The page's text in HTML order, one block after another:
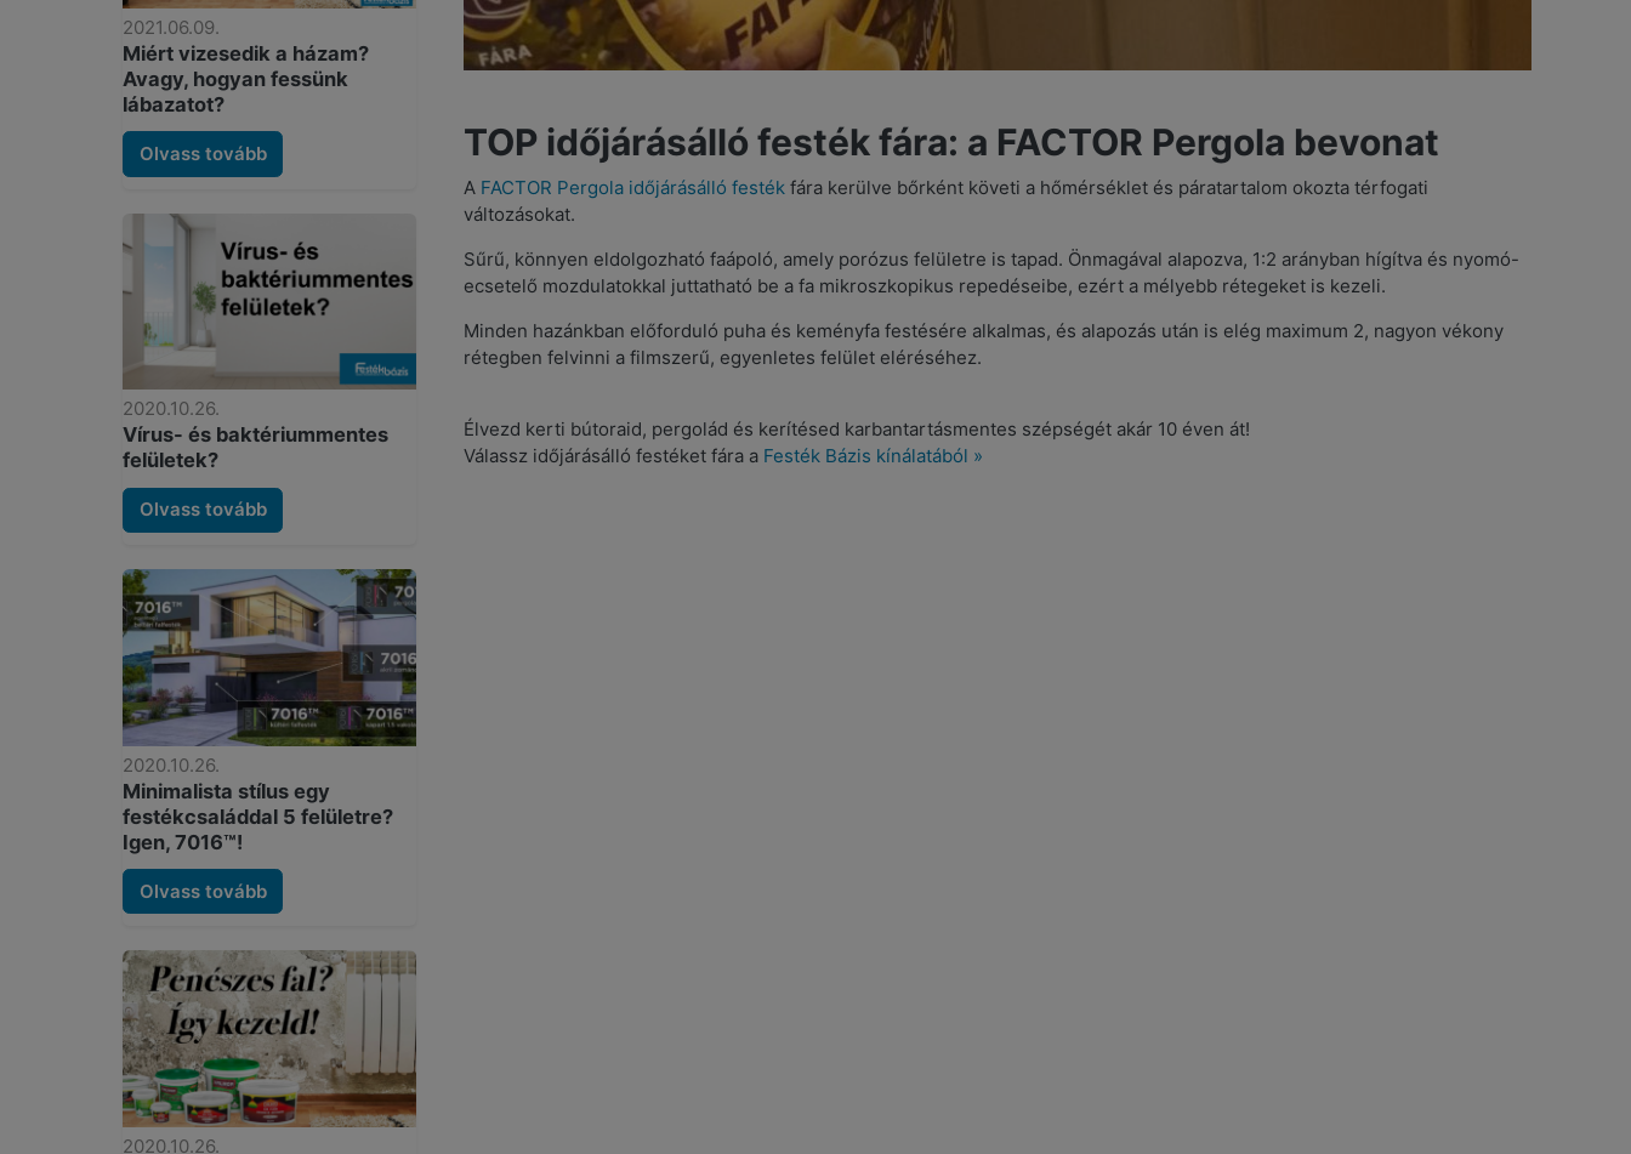
2021.06.09.
Miért vizesedik a házam?
Avagy, hogyan fessünk
lábazatot?
Olvass tovább
2020.10.26.
Vírus- és baktériummentes
felületek?
Olvass tovább
2020.10.26.
Minimalista stílus egy
festékcsaláddal 5 felületre?
Igen, 7016™!
Olvass tovább
2020.10.26.
TOP időjárásálló festék fára: a FACTOR Pergola bevonat
A FACTOR Pergola időjárásálló festék fára kerülve bőrként követi a hőmérséklet és páratartalom okozta térfogati
változásokat.
Sűrű, könnyen eldolgozható faápoló, amely porózus felületre is tapad. Önmagával alapozva, 1:2 arányban hígítva és nyomó-
ecsetelő mozdulatokkal juttatható be a fa mikroszkopikus repedéseibe, ezért a mélyebb rétegeket is kezeli.
Minden hazánkban előforduló puha és keményfa festésére alkalmas, és alapozás után is elég maximum 2, nagyon vékony
rétegben felvinni a filmszerű, egyenletes felület eléréséhez.
Élvezd kerti bútoraid, pergolád és kerítésed karbantartásmentes szépségét akár 10 éven át!
Válassz időjárásálló festéket fára a Festék Bázis kínálatából »